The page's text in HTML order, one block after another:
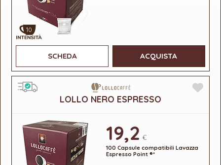
10
SCHEDA ACQUISTA
LOLLO NERO ESPRESSO
19,2 €
100 Capsule compatibili Lavazza
Espresso Point ®*